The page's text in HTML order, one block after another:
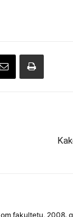
fakultetu, 2008.